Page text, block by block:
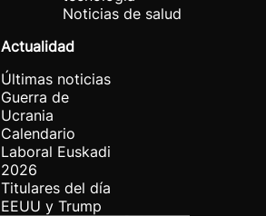
Noticias de salud
Actualidad
Últimas noticias
Guerra de
Ucrania
Calendario
Laboral Euskadi
2026
Titulares del día
EEUU y Trump